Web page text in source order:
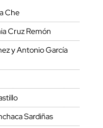
Che
Cruz Remón
y Antonio García
Sardiñas